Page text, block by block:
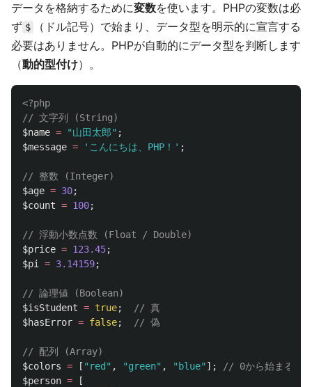
データを格納するために変数を使います。PHPの変数は必
ず $
（ドル記号）で始まり、データ型を明示的に宣言する
必要はありません。PHPが自動的にデータ型を判断します
（動的型付け）。
<?php
// 文字列 (String)
$name = "山田太郎" ;
$message = 'こんにちは、PHP！' ;
// 整数 (Integer)
$age = 30;
$count = 100;
// 浮動小数点数 (Float / Double)
$price = 123.45;
$pi
= 3.14159;
// 論理値 (Boolean)
$isStudent = true;
// 真
$hasError = false; // 偽
// 配列 (Array)
$colors = [ "red" , "green" , "blue" ];
// 0から始まるイ
$person =
[